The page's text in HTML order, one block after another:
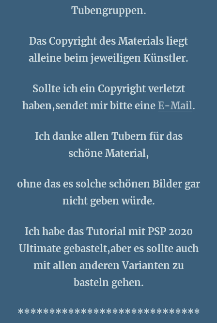
Tubengruppen.
Das Copyright des Materials liegt
alleine beim jeweiligen Künstler.
Sollte ich ein Copyright verletzt
haben,sendet mir bitte eine E-Mail.
Ich danke allen Tubern für das
schöne Material,
ohne das es solche schönen Bilder gar
nicht geben würde.
Ich habe das Tutorial mit PSP 2020
Ultimate gebastelt,aber es sollte auch
mit allen anderen Varianten zu
basteln gehen.
*****************************